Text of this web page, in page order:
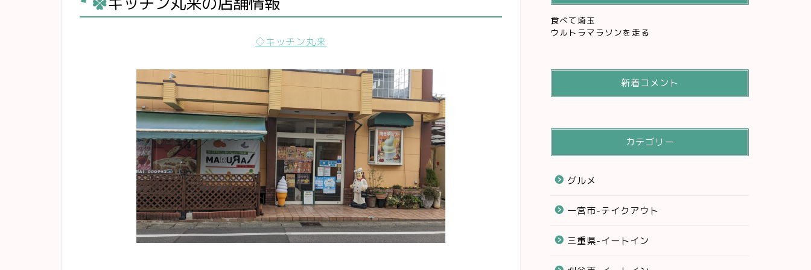
◇キッチン丸来
食べて埼玉
ウルトラマラソンを走る
新着コメント
カテゴリー
グルメ
一宮市-テイクアウト
三重県-イートイン